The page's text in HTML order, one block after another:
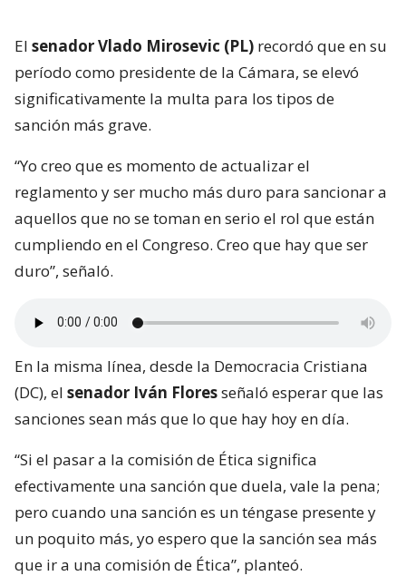
El senador Vlado Mirosevic (PL) recordó que en su
período como presidente de la Cámara, se elevó
significativamente la multa para los tipos de
sanción más grave.
“Yo creo que es momento de actualizar el
reglamento y ser mucho más duro para sancionar a
aquellos que no se toman en serio el rol que están
cumpliendo en el Congreso. Creo que hay que ser
duro”, señaló.
En la misma línea, desde la Democracia Cristiana
(DC), el senador Iván Floresseñaló esperar que las
sanciones sean más que lo que hay hoy en día.
“Si el pasar a la comisión de Ética significa
efectivamente una sanción que duela, vale la pena;
pero cuando una sanción es un téngase presente y
un poquito más, yo espero que la sanción sea más
que ir a una comisión de Ética”, planteó.